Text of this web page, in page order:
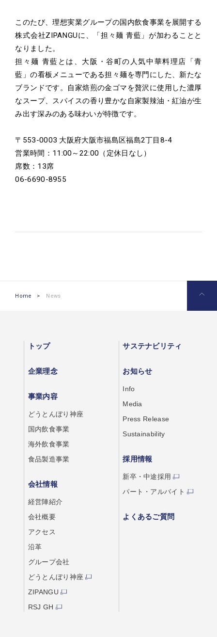
Recruit
採用情報
このたび、理想実業グループの国内飲食事業を展開する
株式会社ZIPANGUに、「担々麺 青藍」が加わることと
なりました。
担々麺 青藍とは、大阪・谷町の人気中華料理店「青
藍」の看板メニューである担々麺を専門にした、新たな
ブランドです。自家焙煎の金ゴマを贅沢に使用した濃厚
なスープ、スパイスの香り豊かな自家製辣油・紅油が生
み出す深みのある味わいが特徴です。
〒553-0003 大阪府大阪市福島区福島2丁目8-4
営業時間：11:00～22:00（定休日なし）
席数：13席
06-6690-8955
Home > News
トップ
企業理念
事業内容
どうとんぼり神座
国内飲食事業
海外飲食事業
食品製造事業
会社情報
経営陣紹介
会社概要
アクセス
沿革
グループ会社
どうとんぼり神座
ZIPANGU
RSJ GH
サステナビリティ
お知らせ
Info
Media
Press Release
Sustainability
採用情報
新卒・中途採用
パート・アルバイト
よくあるご質問